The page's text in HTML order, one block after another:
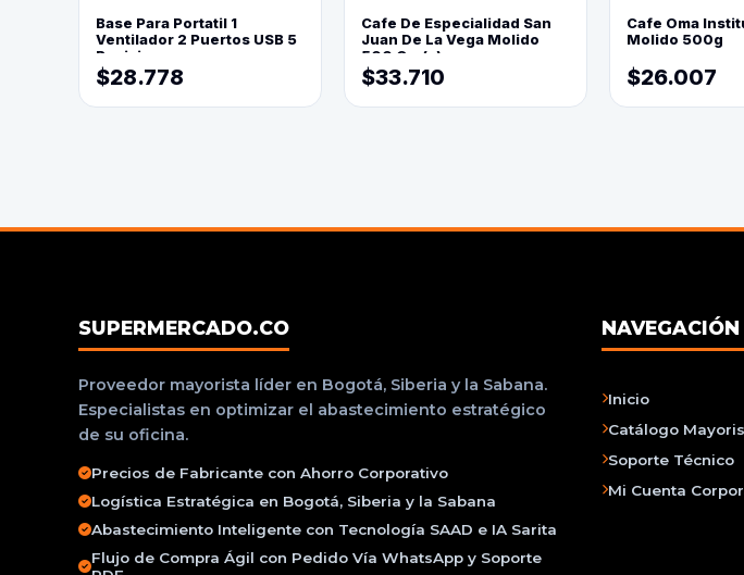
Base Para Portatil 1
Ventilador 2 Puertos USB 5
Posiciones
$28.778
Cafe De Especialidad San
Juan De La Vega Molido
500 Grs(=)
$33.710
Cafe Oma
Molido 500g
$26.007
SUPERMERCADO.CO
Proveedor mayorista líder en Bogotá, Siberia y la Sabana.
Especialistas en optimizar el abastecimiento estratégico
de su oficina.
Precios de Fabricante con Ahorro Corporativo
Logística Estratégica en Bogotá, Siberia y la Sabana
Abastecimiento Inteligente con Tecnología SAAD e IA Sarita
Flujo de Compra Ágil con Pedido Vía WhatsApp y Soporte
Inicio
Catálogo
Soporte Técnico
Mi Cuenta